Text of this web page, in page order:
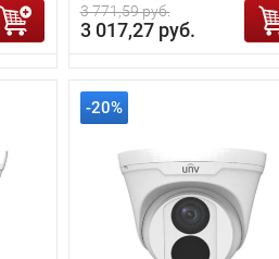
3 771,59 руб.
3 017,27 руб.
-20%